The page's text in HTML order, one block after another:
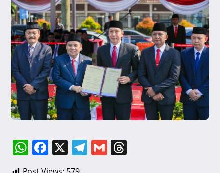
W
h
F X T G